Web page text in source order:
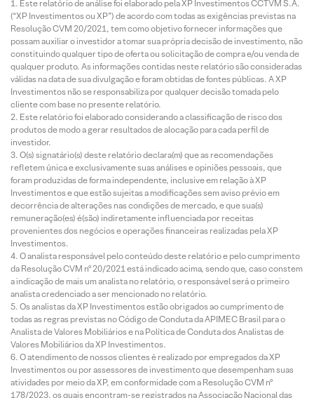
Este relatório de análise foi elaborado pela XP Investimentos CCTVM S.A.
(“XP Investimentos ou XP”) de acordo com todas as exigências previstas na
Resolução CVM 20/2021, tem como objetivo fornecer informações que
possam auxiliar o investidor a tomar sua própria decisão de investimento, não
constituindo qualquer tipo de oferta ou solicitação de compra e/ou venda de
qualquer produto. As informações contidas neste relatório são consideradas
válidas na data de sua divulgação e foram obtidas de fontes públicas. A XP
Investimentos não se responsabiliza por qualquer decisão tomada pelo
cliente com base no presente relatório.
Este relatório foi elaborado considerando a classificação de risco dos
produtos de modo a gerar resultados de alocação para cada perfil de
investidor.
O(s) signatário(s) deste relatório declara(m) que as recomendações
refletem única e exclusivamente suas análises e opiniões pessoais, que
foram produzidas de forma independente, inclusive em relação à XP
Investimentos e que estão sujeitas a modificações sem aviso prévio em
decorrência de alterações nas condições de mercado, e que sua(s)
remuneração(es) é(são) indiretamente influenciada por receitas
provenientes dos negócios e operações financeiras realizadas pela XP
Investimentos.
O analista responsável pelo conteúdo deste relatório e pelo cumprimento
da Resolução CVM nº 20/2021 está indicado acima, sendo que, caso constem
a indicação de mais um analista no relatório, o responsável será o primeiro
analista credenciado a ser mencionado no relatório.
Os analistas da XP Investimentos estão obrigados ao cumprimento de
todas as regras previstas no Código de Conduta da APIMEC Brasil para o
Analista de Valores Mobiliários e na Política de Conduta dos Analistas de
Valores Mobiliários da XP Investimentos.
O atendimento de nossos clientes é realizado por empregados da XP
Investimentos ou por assessores de investimento que desempenham suas
atividades por meio da XP, em conformidade com a Resolução CVM nº
178/2023, os quais encontram-se registrados na Associação Nacional das